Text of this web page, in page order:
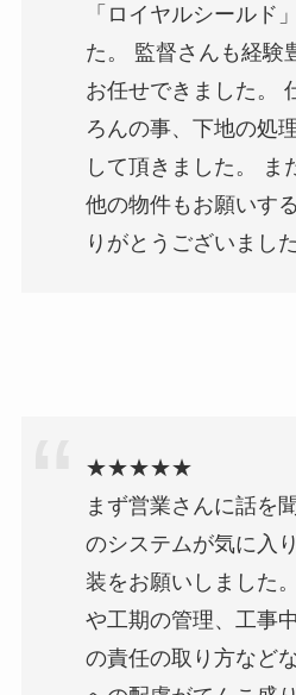
「ロイヤルシールド
た。 監督さんも経験
お任せできました。
ろんの事、下地の処
して頂きました。 ま
他の物件もお願いす
りがとうございました
★★★★★
まず営業さんに話を
のシステムが気に入
装をお願いしました
や工期の管理、工事
の責任の取り方など